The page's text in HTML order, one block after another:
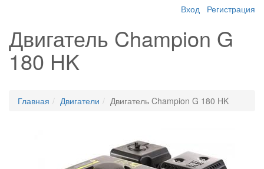
Вход Регистрация
Двигатель Champion G
180 HK
Главная Двигатели Двигатель Champion G 180 HK